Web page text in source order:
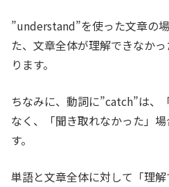
”understand”を使った文章の
た、文章全体が理解できなか
ります。
ちなみに、動詞に”catch”は、
なく、「聞き取れなかった」
す。
単語と文章全体に対して「理